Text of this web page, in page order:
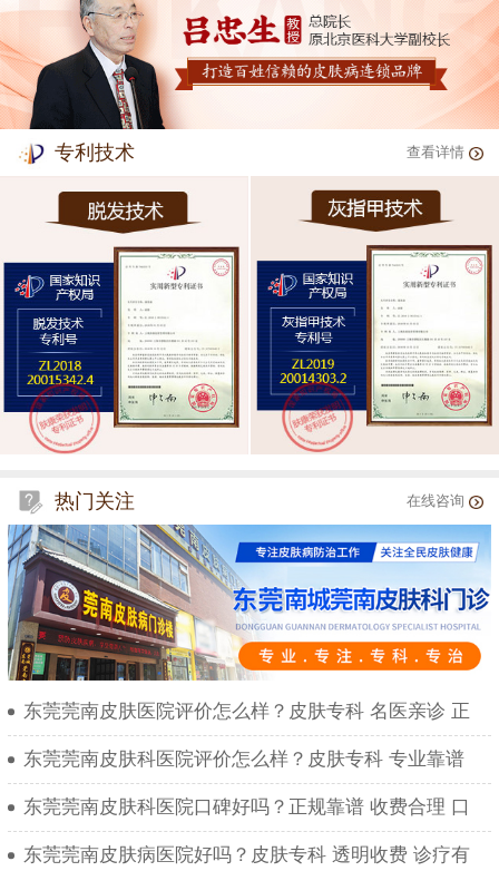
专利技术 查看详情
热门关注 在线咨询
东莞莞南皮肤医院评价怎么样？皮肤专科 名医亲诊 正
东莞莞南皮肤科医院评价怎么样？皮肤专科 专业靠谱
东莞莞南皮肤科医院口碑好吗？正规靠谱 收费合理 口
东莞莞南皮肤病医院好吗？皮肤专科 透明收费 诊疗有